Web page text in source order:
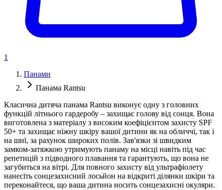
1
Панами
Панама Rantsu
Класична дитяча панама Rantsu виконує одну з головних
функцій літнього гардеробу – захищає голову від сонця. Вона
виготовлена з матеріалу з високим коефіцієнтом захисту SPF
50+ та захищає ніжну шкіру вашої дитини як на обличчі, так і
на шиї, за рахунок широких полів. Зав'язки зі швидким
замком-затяжкою утримують панаму на місці навіть під час
репетицій з підводного плавання та гарантують, що вона не
загубиться на вітрі. Для повного захисту від ультрафіолету
нанесіть сонцезахисний лосьйон на відкриті ділянки шкіри та
переконайтеся, що ваша дитина носить сонцезахисні окуляри.